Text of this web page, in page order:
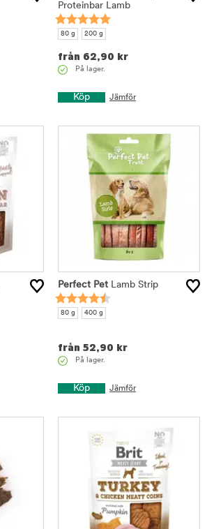
Proteinbar Lamb
80 g 200 g
från 62,90 kr
På lager.
Köp Jämför
Perfect Pet Lamb Strip
80 g 400 g
från 52,90 kr
På lager.
Köp Jämför